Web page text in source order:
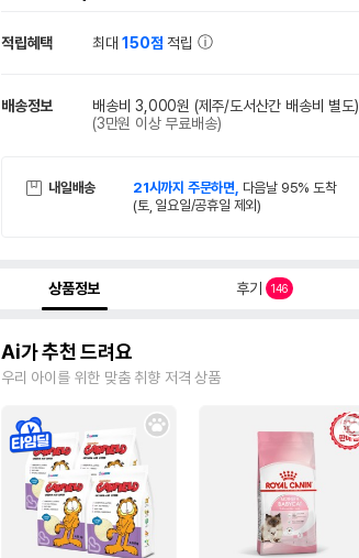
적립혜택 최대150점 적립
배송정보 배송비 3,000원 (제주/도서산간 배송비 별도)
(3만원 이상 무료배송)
내일배송 21시까지 주문하면, 다음날 95% 도착
(토, 일요일/공휴일 제외)
상품정보 후기 146
Ai가 추천 드려요
우리 아이를 위한 맞춤 취향 저격 상품